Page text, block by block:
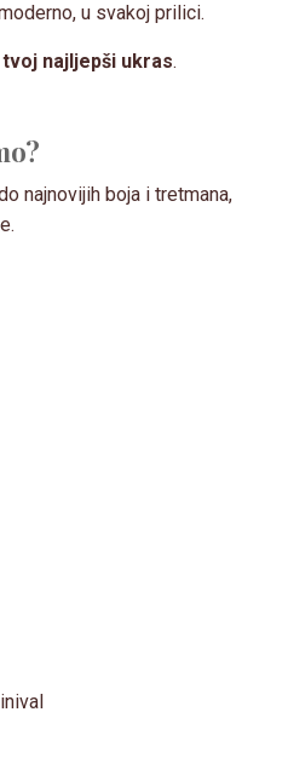
u svakoj prilici.
najljepši ukras.
najnovijih boja i tretmana,